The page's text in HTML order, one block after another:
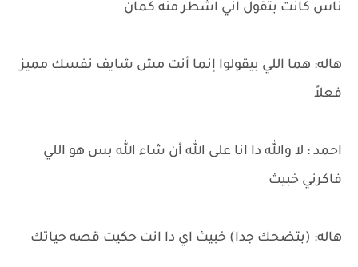
ناس كانت بتقول اني اشطر منه كمان
هاله: هما اللي بيقولوا إنما أنت مش شايف نفسك مميز
فعلاً
احمد : لا والله دا انا على الله أن شاء الله بس هو اللي
فاكرني خبيث
هاله: (بتضحك جدا) خبيث اي دا انت حكيت قصه حياتك